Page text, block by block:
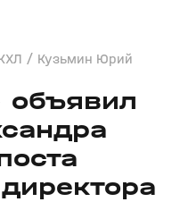
/ Кузьмин Юрий
объявил